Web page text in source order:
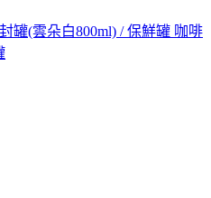
罐(雲朵白800ml) / 保鮮罐 咖啡